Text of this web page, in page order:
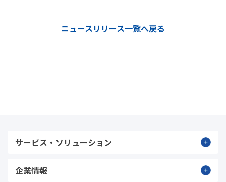
ニュースリリース一覧へ戻る
サービス・ソリューション
企業情報